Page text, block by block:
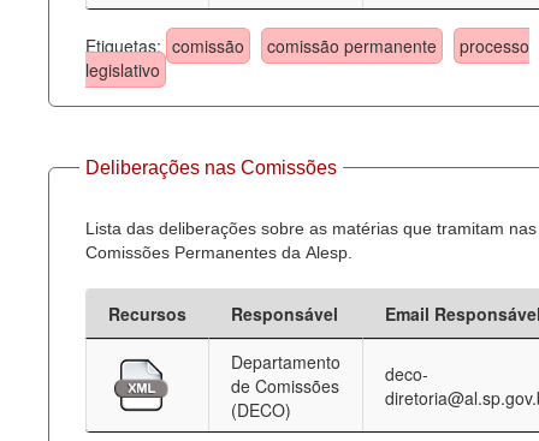
Etiquetas: comissão comissão permanente
processo
legislativo
Deliberações nas Comissões
Lista das deliberações sobre as matérias que tramitam nas
Comissões Permanentes da Alesp.
Recursos Responsável
Email
Departamento
de Comissões
(DECO)
deco-